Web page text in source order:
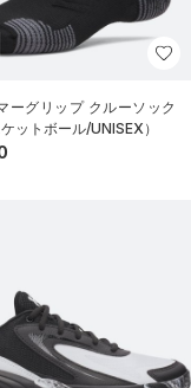
ーグリップ クルーソック
ットボール/UNISEX）